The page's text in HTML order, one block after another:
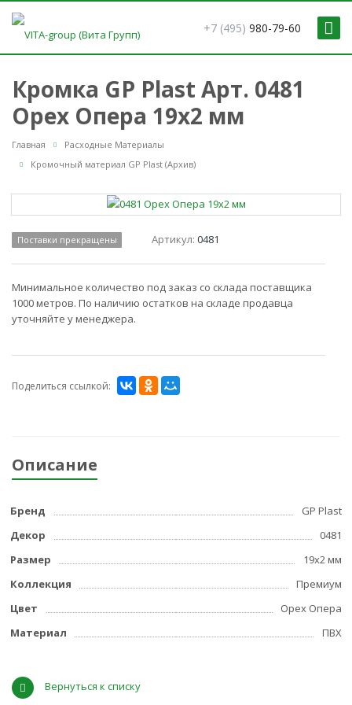
+7 (495) 980-79-60
Кромка GP Plast Арт. 0481
Орех Опера 19x2 мм
Главная
Расходные Материалы
Кромочный материал GP Plast (Архив)
Поставки прекращены Артикул:0481
Минимальное количество под заказ со склада поставщика
1000 метров. По наличию остатков на складе продавца
уточняйте у менеджера.
Поделиться ссылкой:
Описание
Бренд
GP Plast
Декор
0481
Размер
19x2 мм
Коллекция
Премиум
Цвет
Орех Опера
Материал
ПВХ
Вернуться к списку